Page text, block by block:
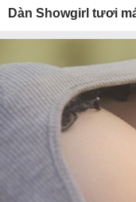
Dàn Showgirl tươi